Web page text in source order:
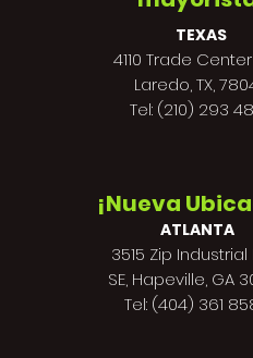
TEXAS
4110 Trade
Laredo, TX,
Tel: (210) 293
¡Nueva
ATLANTA
3515 Zip Industrial
SE, Hapeville, GA
Tel: (404) 361